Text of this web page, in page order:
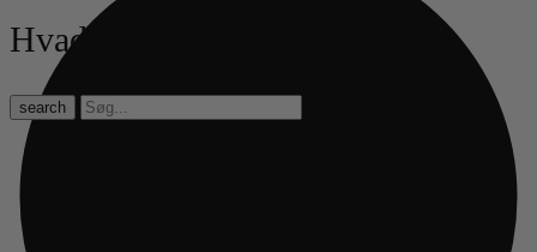
Hvad leder du efter?
search